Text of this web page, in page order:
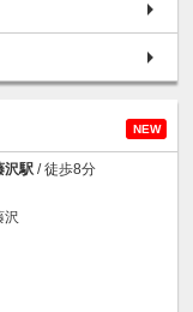
NEW
沢駅 / 徒歩8分
沢